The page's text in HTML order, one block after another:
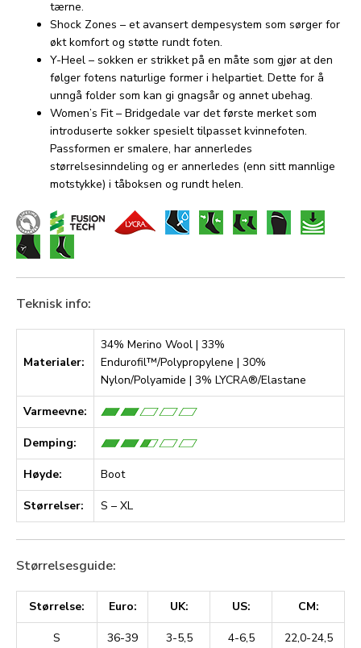
tærne.
Shock Zones – et avansert dempesystem som sørger for
økt komfort og støtte rundt foten.
Y-Heel – sokken er strikket på en måte som gjør at den
følger fotens naturlige former i helpartiet. Dette for å
unngå folder som kan gi gnagsår og annet ubehag.
Women’s Fit – Bridgedale var det første merket som
introduserte sokker spesielt tilpasset kvinnefoten.
Passformen er smalere, har annerledes
størrelsesinndeling og er annerledes (enn sitt mannlige
motstykke) i tåboksen og rundt helen.
Teknisk info:
Materialer:
34% Merino Wool | 33%
Endurofil™/Polypropylene | 30%
Nylon/Polyamide | 3% LYCRA®/Elastane
Varmeevne:
Demping:
Høyde: Boot
Størrelser: S – XL
Størrelsesguide:
Størrelse: Euro: UK: US: CM:
S 36-39 3-5,5 4-6,5 22,0-24,5